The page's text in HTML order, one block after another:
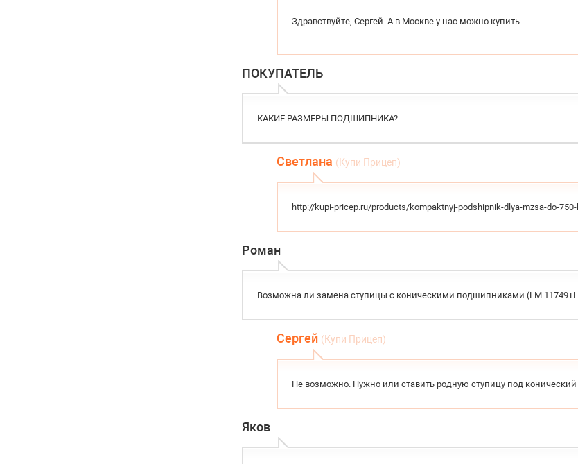
Здравствуйте, Сергей. А в Москве у нас можно купить.
ПОКУПАТЕЛЬ
КАКИЕ РАЗМЕРЫ ПОДШИПНИКА?
Светлана (Купи Прицеп)
http://kupi-pricep.ru/products/kompaktnyj-podshipnik-dlya-mzsa-do-
Роман
Возможна ли замена ступицы с коническими подшипниками (LM
Сергей (Купи Прицеп)
Не возможно. Нужно или ставить родную ступицу под
Яков